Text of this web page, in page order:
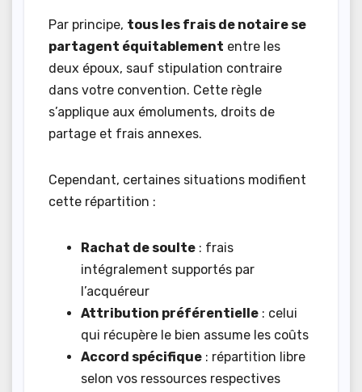
Par principe, tous les frais de notaire se
partagent équitablement entre les
deux époux, sauf stipulation contraire
dans votre convention. Cette règle
s’applique aux émoluments, droits de
partage et frais annexes.
Cependant, certaines situations modifient
cette répartition :
Rachat de soulte : frais
intégralement supportés par
l’acquéreur
Attribution préférentielle : celui
qui récupère le bien assume les coûts
Accord spécifique : répartition libre
selon vos ressources respectives